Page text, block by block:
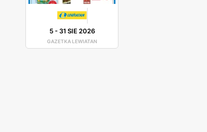
5- 31 SIE 2026
GAZETKA LEWIATAN